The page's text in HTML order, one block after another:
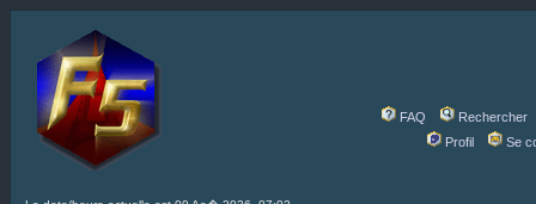
FAQ
Rechercher
Profil
Se